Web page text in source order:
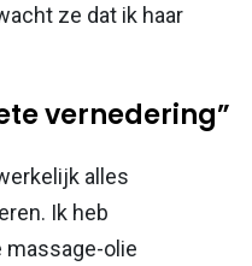
ze dat ik haar
vernedering”
alles
Ik heb
olie